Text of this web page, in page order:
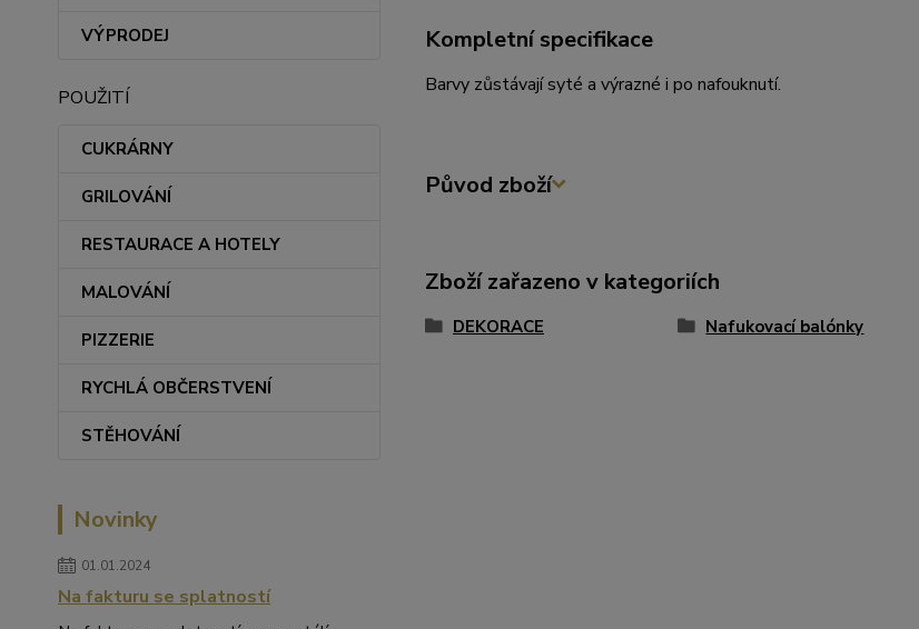
VÝPRODEJ
POUŽITÍ
CUKRÁRNY
GRILOVÁNÍ
RESTAURACE A HOTELY
MALOVÁNÍ
PIZZERIE
RYCHLÁ OBČERSTVENÍ
STĚHOVÁNÍ
Novinky
01.01.2024
Na fakturu se splatností
Kompletní specifikace
Barvy zůstávají syté a výrazné i po nafouknutí.
Původ zboží
Zboží zařazeno v kategoriích
DEKORACE Nafukovací balónky